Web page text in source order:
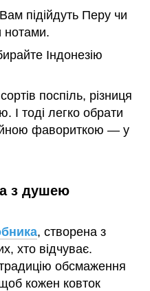
Вам підійдуть Перу чи
нотами.
Індонезію
поспіль, різниця
І тоді легко обрати
фавориткою — у
з душею
, створена з
хто відчуває.
обсмаження
кожен ковток